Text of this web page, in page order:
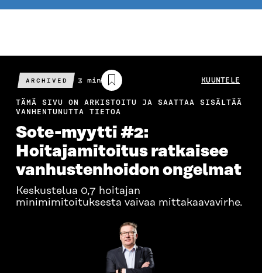
ARCHIVED
Arvioitu
lukuaika
3 min KUUNTELE
TÄMÄ SIVU ON ARKISTOITU JA SAATTAA SISÄLTÄÄ
VANHENTUNUTTA TIETOA
Sote-myytti #2:
Hoitajamitoitus ratkaisee
vanhustenhoidon ongelmat
Keskustelua 0,7 hoitajan
minimimitoituksesta vaivaa mittakaavavirhe.